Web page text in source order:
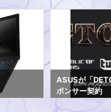
ASUSが「
ポンサー契約